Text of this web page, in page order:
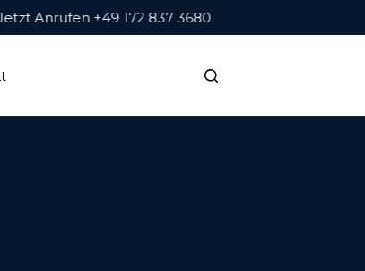
Jetzt Anrufen +49 172 837 3680